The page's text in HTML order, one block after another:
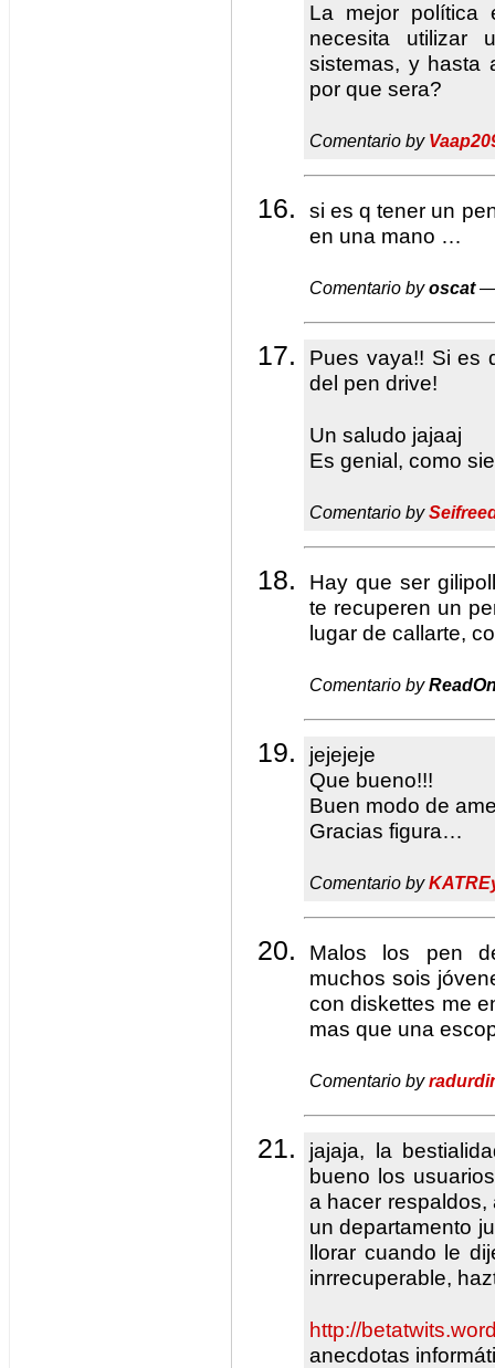
La mejor política
necesita utilizar
sistemas, y hasta
por que sera?
Comentario by
si es q tener un
en una mano …
Comentario byoscat—
Pues vaya!! Si es
del pen drive!
Un saludo jajaaj
Es genial, como
Comentario by
Hay que ser
te recuperen un
lugar de callarte,
Comentario by
jejejeje
Que bueno!!!
Buen modo de
Gracias figura…
Comentario by
Malos los pen
muchos sois
con diskettes me
mas que una
Comentario by
jajaja, la
bueno los
a hacer
un departamento
llorar cuando le
inrrecuperable,
http://
anecdotas